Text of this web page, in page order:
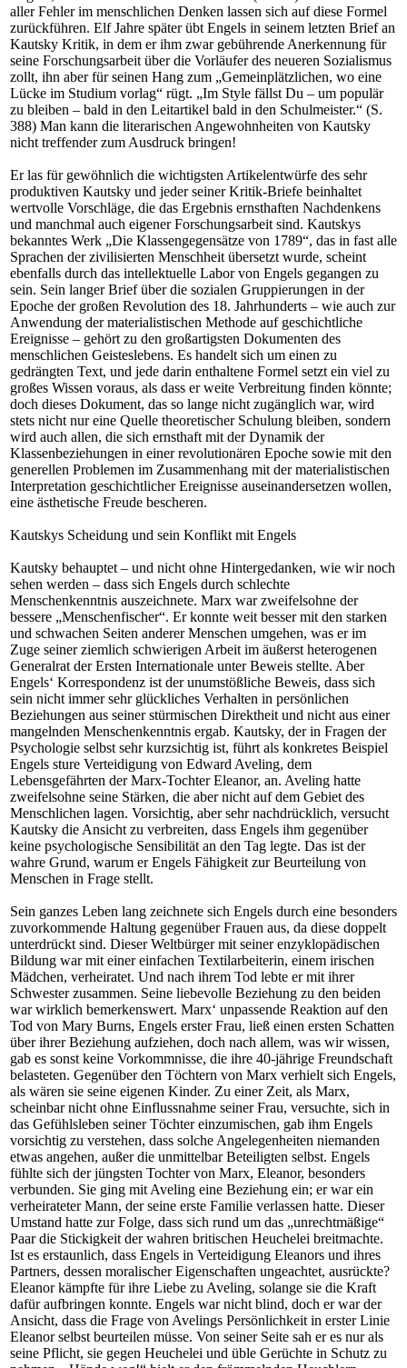
aller Fehler im menschlichen Denken lassen sich auf diese Formel
zurückführen. Elf Jahre später übt Engels in seinem letzten Brief an
Kautsky Kritik, in dem er ihm zwar gebührende Anerkennung für
seine Forschungsarbeit über die Vorläufer des neueren Sozialismus
zollt, ihn aber für seinen Hang zum „Gemeinplätzlichen, wo eine
Lücke im Studium vorlag“ rügt. „Im Style fällst Du – um populär
zu bleiben – bald in den Leitartikel bald in den Schulmeister.“ (S.
388) Man kann die literarischen Angewohnheiten von Kautsky
nicht treffender zum Ausdruck bringen!
Er las für gewöhnlich die wichtigsten Artikelentwürfe des sehr
produktiven Kautsky und jeder seiner Kritik-Briefe beinhaltet
wertvolle Vorschläge, die das Ergebnis ernsthaften Nachdenkens
und manchmal auch eigener Forschungsarbeit sind. Kautskys
bekanntes Werk „Die Klassengegensätze von 1789“, das in fast alle
Sprachen der zivilisierten Menschheit übersetzt wurde, scheint
ebenfalls durch das intellektuelle Labor von Engels gegangen zu
sein. Sein langer Brief über die sozialen Gruppierungen in der
Epoche der großen Revolution des 18. Jahrhunderts – wie auch zur
Anwendung der materialistischen Methode auf geschichtliche
Ereignisse – gehört zu den großartigsten Dokumenten des
menschlichen Geisteslebens. Es handelt sich um einen zu
gedrängten Text, und jede darin enthaltene Formel setzt ein viel zu
großes Wissen voraus, als dass er weite Verbreitung finden könnte;
doch dieses Dokument, das so lange nicht zugänglich war, wird
stets nicht nur eine Quelle theoretischer Schulung bleiben, sondern
wird auch allen, die sich ernsthaft mit der Dynamik der
Klassenbeziehungen in einer revolutionären Epoche sowie mit den
generellen Problemen im Zusammenhang mit der materialistischen
Interpretation geschichtlicher Ereignisse auseinandersetzen wollen,
eine ästhetische Freude bescheren.
Kautskys Scheidung und sein Konflikt mit Engels
Kautsky behauptet – und nicht ohne Hintergedanken, wie wir noch
sehen werden – dass sich Engels durch schlechte
Menschenkenntnis auszeichnete. Marx war zweifelsohne der
bessere „Menschenfischer“. Er konnte weit besser mit den starken
und schwachen Seiten anderer Menschen umgehen, was er im
Zuge seiner ziemlich schwierigen Arbeit im äußerst heterogenen
Generalrat der Ersten Internationale unter Beweis stellte. Aber
Engels‘ Korrespondenz ist der unumstößliche Beweis, dass sich
sein nicht immer sehr glückliches Verhalten in persönlichen
Beziehungen aus seiner stürmischen Direktheit und nicht aus einer
mangelnden Menschenkenntnis ergab. Kautsky, der in Fragen der
Psychologie selbst sehr kurzsichtig ist, führt als konkretes Beispiel
Engels sture Verteidigung von Edward Aveling, dem
Lebensgefährten der Marx-Tochter Eleanor, an. Aveling hatte
zweifelsohne seine Stärken, die aber nicht auf dem Gebiet des
Menschlichen lagen. Vorsichtig, aber sehr nachdrücklich, versucht
Kautsky die Ansicht zu verbreiten, dass Engels ihm gegenüber
keine psychologische Sensibilität an den Tag legte. Das ist der
wahre Grund, warum er Engels Fähigkeit zur Beurteilung von
Menschen in Frage stellt.
Sein ganzes Leben lang zeichnete sich Engels durch eine besonders
zuvorkommende Haltung gegenüber Frauen aus, da diese doppelt
unterdrückt sind. Dieser Weltbürger mit seiner enzyklopädischen
Bildung war mit einer einfachen Textilarbeiterin, einem irischen
Mädchen, verheiratet. Und nach ihrem Tod lebte er mit ihrer
Schwester zusammen. Seine liebevolle Beziehung zu den beiden
war wirklich bemerkenswert. Marx‘ unpassende Reaktion auf den
Tod von Mary Burns, Engels erster Frau, ließ einen ersten Schatten
über ihrer Beziehung aufziehen, doch nach allem, was wir wissen,
gab es sonst keine Vorkommnisse, die ihre 40-jährige Freundschaft
belasteten. Gegenüber den Töchtern von Marx verhielt sich Engels,
als wären sie seine eigenen Kinder. Zu einer Zeit, als Marx,
scheinbar nicht ohne Einflussnahme seiner Frau, versuchte, sich in
das Gefühlsleben seiner Töchter einzumischen, gab ihm Engels
vorsichtig zu verstehen, dass solche Angelegenheiten niemanden
etwas angehen, außer die unmittelbar Beteiligten selbst. Engels
fühlte sich der jüngsten Tochter von Marx, Eleanor, besonders
verbunden. Sie ging mit Aveling eine Beziehung ein; er war ein
verheirateter Mann, der seine erste Familie verlassen hatte. Dieser
Umstand hatte zur Folge, dass sich rund um das „unrechtmäßige“
Paar die Stickigkeit der wahren britischen Heuchelei breitmachte.
Ist es erstaunlich, dass Engels in Verteidigung Eleanors und ihres
Partners, dessen moralischer Eigenschaften ungeachtet, ausrückte?
Eleanor kämpfte für ihre Liebe zu Aveling, solange sie die Kraft
dafür aufbringen konnte. Engels war nicht blind, doch er war der
Ansicht, dass die Frage von Avelings Persönlichkeit in erster Linie
Eleanor selbst beurteilen müsse. Von seiner Seite sah er es nur als
seine Pflicht, sie gegen Heuchelei und üble Gerüchte in Schutz zu